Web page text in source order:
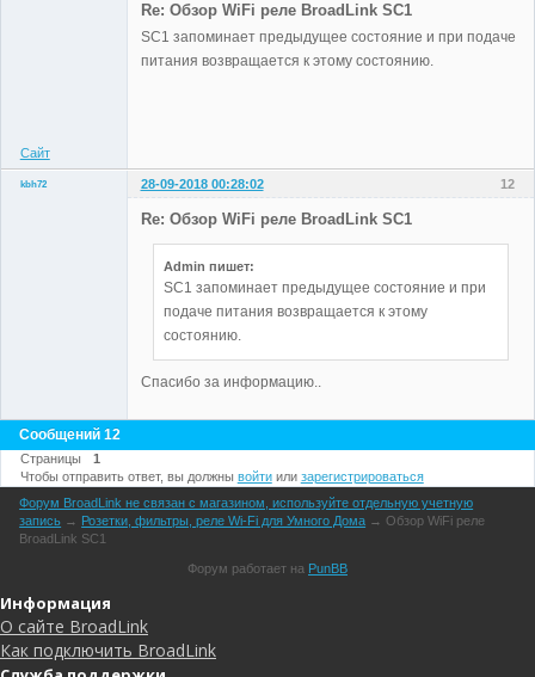
Re: Обзор WiFi реле BroadLink SC1
SC1 запоминает предыдущее состояние и при подаче
питания возвращается к этому состоянию.
Сайт
12
kbh72
28-09-2018 00:28:02
Re: Обзор WiFi реле BroadLink SC1
Admin пишет:
SC1 запоминает предыдущее состояние и при
подаче питания возвращается к этому
состоянию.
Спасибо за информацию..
Сообщений 12
Страницы
1
Чтобы отправить ответ, вы должны войтиили зарегистрироваться
Форум BroadLink не связан с магазином, используйте отдельную учетную
запись → Розетки, фильтры, реле Wi-Fi для Умного Дома → Обзор WiFi реле
BroadLink SC1
Форум работает на PunBB
Информация
О сайте BroadLink
Как подключить BroadLink